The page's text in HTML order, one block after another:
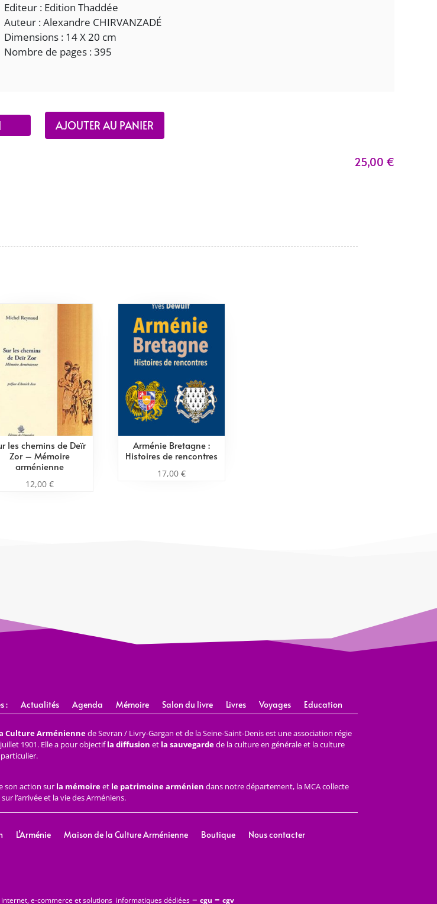
Editeur : Edition Thaddée
Auteur : Alexandre CHIRVANZADÉ
Dimensions : 14 X 20 cm
Nombre de pages : 395
AJOUTER AU PANIER
25,00 €
les chemins de Deïr
Zor – Mémoire
arménienne
12,00 €
Arménie Bretagne :
Histoires de rencontres
17,00 €
: Actualités Agenda Mémoire Salon du livre Livres Voyages Education
Culture Arméniennede Sevran / Livry-Gargan et de la Seine-Saint-Denis est une association régie
1901. Elle a pour objectifla diffusion et la sauvegardede la culture en générale et la culture
son action sur la mémoireet le patrimoine arménien dans notre département, la MCA collecte
l’arrivée et la vie des Arméniens.
L’Arménie Maison de la Culture Arménienne Boutique Nous contacter
e-commerce et solutions informatiques dédiées– cgu – cgv